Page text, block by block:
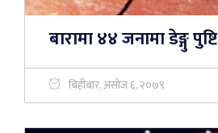
बारामा ४४ जनामा डेङ्गु पुष्टि
बिहीबार, असोज ६, २०७९